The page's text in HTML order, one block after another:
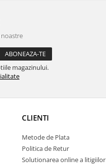
magazinului.
CLIENTI
Metode de Plata
Politica de Retur
Solutionarea online a litigiilor